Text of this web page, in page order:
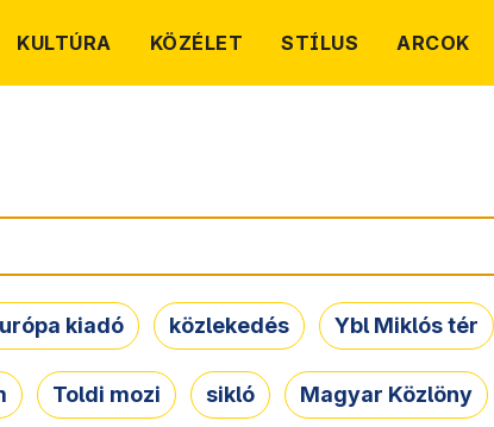
KULTÚRA KÖZÉLET STÍLUS ARCOK
kiadó közlekedés Ybl Miklós tér
Toldi mozi sikló Magyar Közlöny